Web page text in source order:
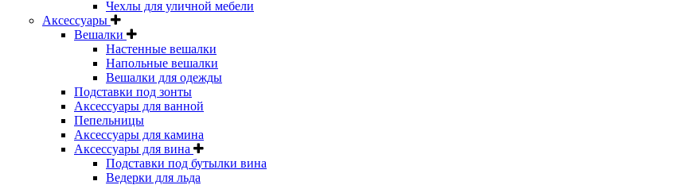
Чехлы для уличной мебели
Аксессуары
Вешалки
Настенные вешалки
Напольные вешалки
Вешалки для одежды
Подставки под зонты
Аксессуары для ванной
Пепельницы
Аксессуары для камина
Аксессуары для вина
Подставки под бутылки вина
Ведерки для льда